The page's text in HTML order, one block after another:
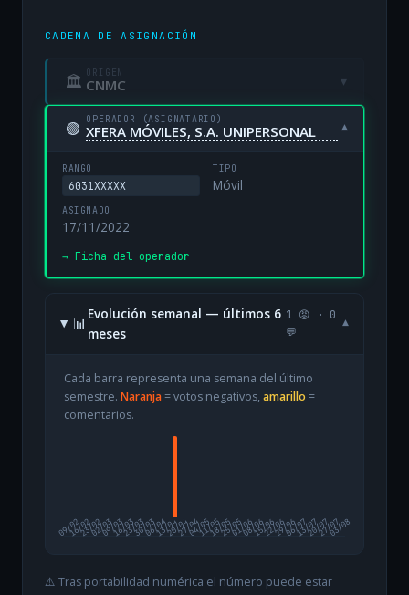
CADENA DE ASIGNACIÓN
🏛 ORIGEN
CNMC ▾
🟢 OPERADOR (ASIGNATARIO)
XFERA MÓVILES, S.A. UNIPERSONAL ▾
RANGO
6031XXXXX
TIPO
Móvil
ASIGNADO
17/11/2022
→ Ficha del operador
📊
Evolución semanal — últimos 6
meses
1 😡 · 0
💬
▾
Cada barra representa una semana del último
semestre. Naranja= votos negativos, amarillo =
comentarios.
09/02
16/0223/0202/0309/0316/0323/0330/0306/0413/0420/0427/0404/0511/0518/0525/0501/0608/0615/0622/0629/0606/0713/0720/0727/07
03/08
⚠️ Tras portabilidad numérica el número puede estar